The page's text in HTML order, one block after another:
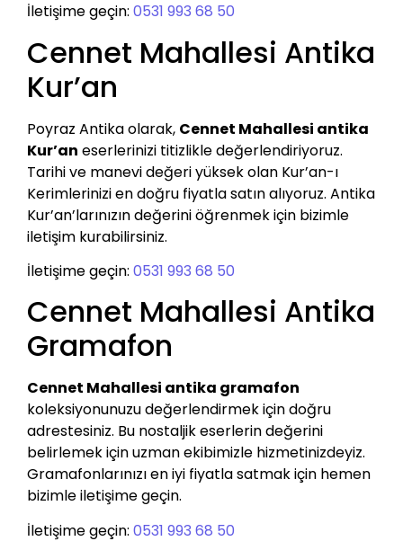
İletişime geçin: 0531 993 68 50
Cennet Mahallesi Antika
Kur’an
Poyraz Antika olarak, Cennet Mahallesi antika
Kur’an eserlerinizi titizlikle değerlendiriyoruz.
Tarihi ve manevi değeri yüksek olan Kur’an-ı
Kerimlerinizi en doğru fiyatla satın alıyoruz. Antika
Kur’an’larınızın değerini öğrenmek için bizimle
iletişim kurabilirsiniz.
İletişime geçin: 0531 993 68 50
Cennet Mahallesi Antika
Gramafon
Cennet Mahallesi antika gramafon
koleksiyonunuzu değerlendirmek için doğru
adrestesiniz. Bu nostaljik eserlerin değerini
belirlemek için uzman ekibimizle hizmetinizdeyiz.
Gramafonlarınızı en iyi fiyatla satmak için hemen
bizimle iletişime geçin.
İletişime geçin: 0531 993 68 50